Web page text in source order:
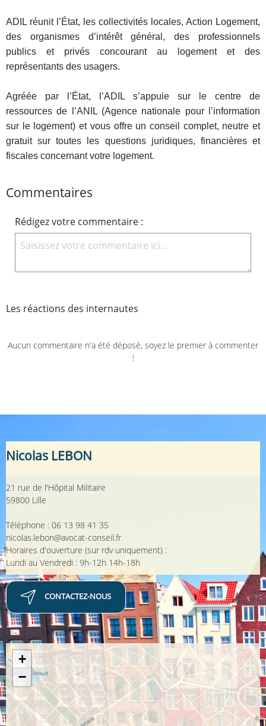
ADIL réunit l’État, les collectivités locales, Action Logement,
des organismes d’intérêt général, des professionnels
publics et privés concourant au logement et des
représentants des usagers.
Agréée par l’État, l’ADIL s’appuie sur le centre de
ressources de l’ANIL (Agence nationale pour l’information
sur le logement) et vous offre un conseil complet, neutre et
gratuit sur toutes les questions juridiques, financières et
fiscales concernant votre logement.
Commentaires
Rédigez votre commentaire :
Les réactions des internautes
Aucun commentaire n'a été déposé, soyez le premier à commenter
!
Nicolas LEBON
21 rue de l'Hôpital Militaire
59800 Lille
Téléphone : 06 13 98 41 35
nicolas.lebon@avocat-conseil.fr
Horaires d'ouverture (sur rdv uniquement) :
Lundi au Vendredi : 9h-12h 14h-18h
CONTACTEZ-NOUS
+
−